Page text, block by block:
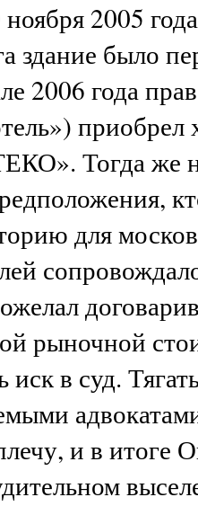
2005
здание было
2006 года
Тогда же
для
рыночной
иск в суд.
и в